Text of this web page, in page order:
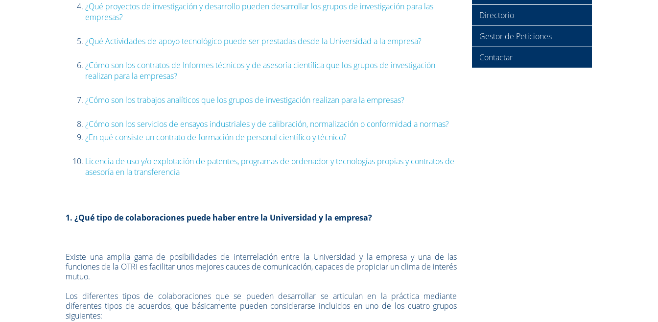
¿Qué proyectos de investigación y desarrollo pueden desarrollar los grupos de investigación para las
empresas?
¿Qué Actividades de apoyo tecnológico puede ser prestadas desde la Universidad a la empresa?
¿Cómo son los contratos de Informes técnicos y de asesoría científica que los grupos de investigación
realizan para la empresas?
¿Cómo son los trabajos analíticos que los grupos de investigación realizan para la empresas?
¿Cómo son los servicios de ensayos industriales y de calibración, normalización o conformidad a normas?
¿En qué consiste un contrato de formación de personal científico y técnico?
Licencia de uso y/o explotación de patentes, programas de ordenador y tecnologías propias y contratos de
asesoría en la transferencia
1. ¿Qué tipo de colaboraciones puede haber entre la Universidad y la empresa?
Existe una amplia gama de posibilidades de interrelación entre la Universidad y la empresa y una de las
funciones de la OTRI es facilitar unos mejores cauces de comunicación, capaces de propiciar un clima de interés
mutuo.
Los diferentes tipos de colaboraciones que se pueden desarrollar se articulan en la práctica mediante
diferentes tipos de acuerdos, que básicamente pueden considerarse incluidos en uno de los cuatro grupos
siguientes:
Directorio
Gestor de Peticiones
Contactar